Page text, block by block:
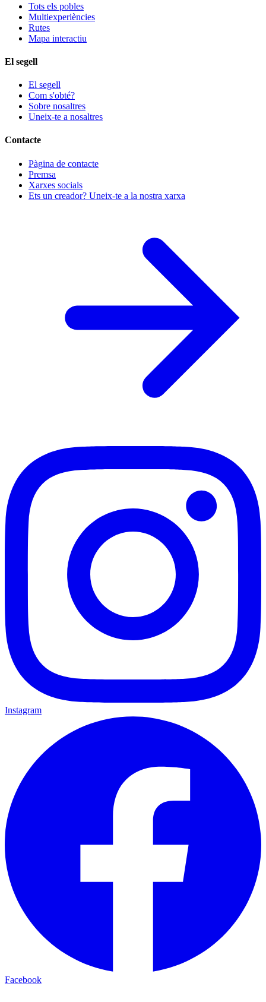
Tots els pobles
Multiexperiències
Rutes
Mapa interactiu
El segell
El segell
Com s'obté?
Sobre nosaltres
Uneix-te a nosaltres
Contacte
Pàgina de contacte
Premsa
Xarxes socials
Ets un creador? Uneix-te a la nostra xarxa
Instagram
Facebook